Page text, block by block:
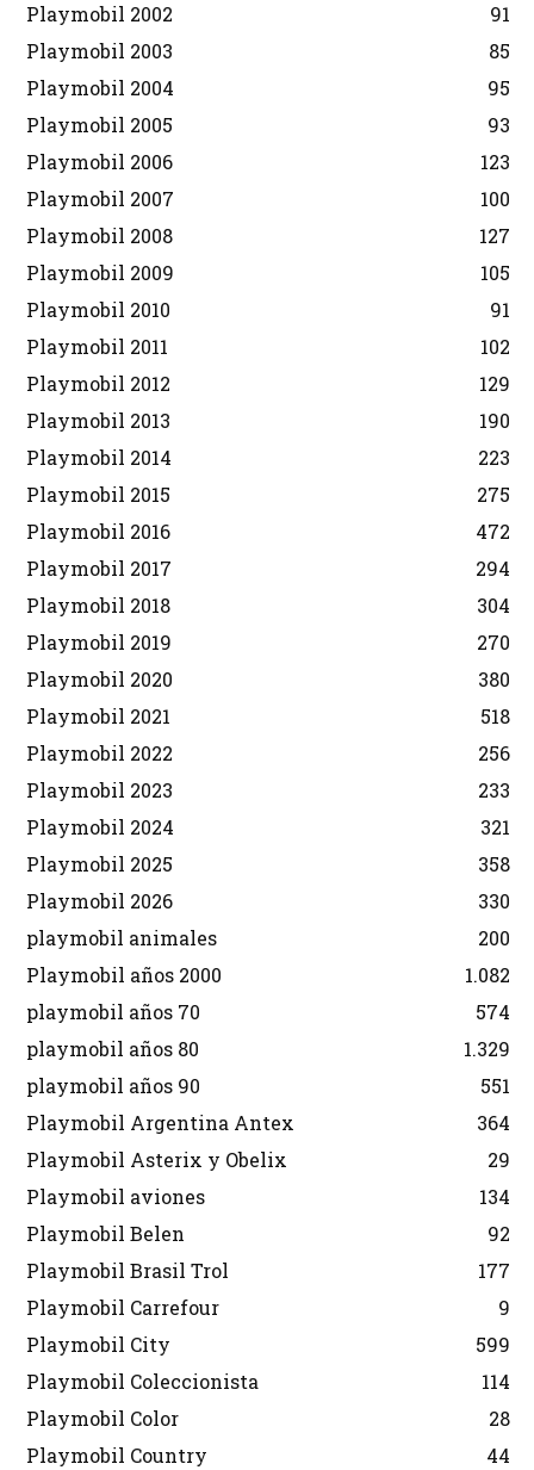
Playmobil 2002
91
Playmobil 2003
85
Playmobil 2004
95
Playmobil 2005
93
Playmobil 2006
123
Playmobil 2007
100
Playmobil 2008
127
Playmobil 2009
105
Playmobil 2010
91
Playmobil 2011
102
Playmobil 2012
129
Playmobil 2013
190
Playmobil 2014
223
Playmobil 2015
275
Playmobil 2016
472
Playmobil 2017
294
Playmobil 2018
304
Playmobil 2019
270
Playmobil 2020
380
Playmobil 2021
518
Playmobil 2022
256
Playmobil 2023
233
Playmobil 2024
321
Playmobil 2025
358
Playmobil 2026
330
playmobil animales
200
Playmobil años 2000
1.082
playmobil años 70
574
playmobil años 80
1.329
playmobil años 90
551
Playmobil Argentina Antex
364
Playmobil Asterix y Obelix
29
Playmobil aviones
134
Playmobil Belen
92
Playmobil Brasil Trol
177
Playmobil Carrefour
9
Playmobil City
599
Playmobil Coleccionista
114
Playmobil Color
28
Playmobil Country
44